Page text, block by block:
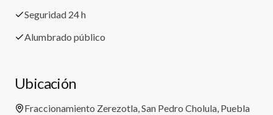
Seguridad 24 h
Alumbrado público
Ubicación
Fraccionamiento Zerezotla, San Pedro Cholula, Puebla